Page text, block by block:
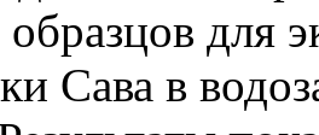
образцов для
Сава в